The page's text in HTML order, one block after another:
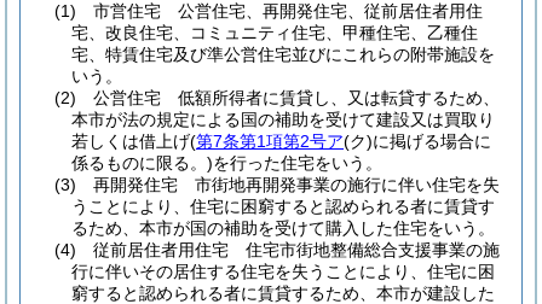
(1)
市営住宅 公営住宅、再開発住宅、従前居住者用住
宅、改良住宅、コミュニティ住宅、甲種住宅、乙種住
宅、特賃住宅及び準公営住宅並びにこれらの附帯施設を
いう。
(2)
公営住宅 低額所得者に賃貸し、又は転貸するため、
本市が法の規定による国の補助を受けて建設又は買取り
若しくは借上げ(第7条第1項第2号ア(ク)に掲げる場合に
係るものに限る。)を行った住宅をいう。
(3)
再開発住宅 市街地再開発事業の施行に伴い住宅を失
うことにより、住宅に困窮すると認められる者に賃貸す
るため、本市が国の補助を受けて購入した住宅をいう。
(4)
従前居住者用住宅 住宅市街地整備総合支援事業の施
行に伴いその居住する住宅を失うことにより、住宅に困
窮すると認められる者に賃貸するため、本市が建設した